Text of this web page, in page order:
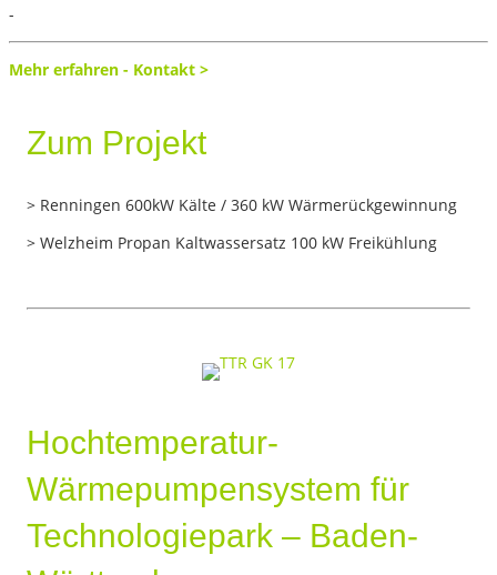
-
Mehr erfahren - Kontakt >
Zum Projekt
> Renningen 600kW Kälte / 360 kW Wärmerückgewinnung
> Welzheim Propan Kaltwassersatz 100 kW Freikühlung
Hochtemperatur-
Wärmepumpensystem für
Technologiepark – Baden-